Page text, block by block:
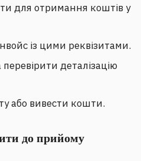
для отримання коштів у
із цими реквізитами.
деталізацію
або вивести кошти.
до прийому